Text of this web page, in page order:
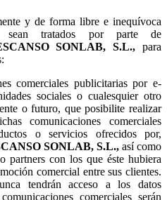
y de forma libre e inequívoca
sean tratados por parte de
SONLAB, S.L., para
comerciales publicitarias por e-
sociales o cualesquier otro
o futuro, que posibilite realizar
comunicaciones comerciales
o servicios ofrecidos por,
SONLAB, S.L., así como
partners con los que éste hubiera
comercial entre sus clientes.
tendrán acceso a los datos
comerciales serán